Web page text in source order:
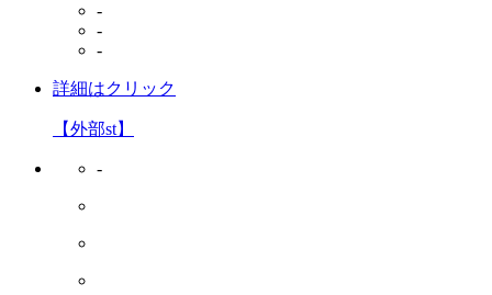
-
-
-
詳細はクリック
【外部st】
-